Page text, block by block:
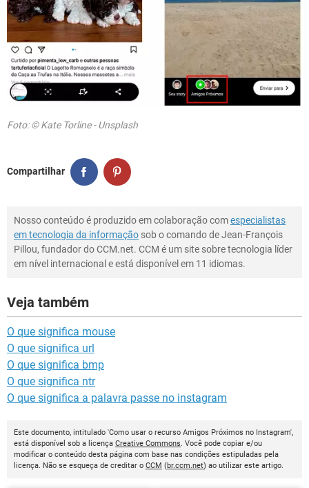
Foto: © Kate Torline - Unsplash
Compartilhar
Nosso conteúdo é produzido em colaboração comespecialistas
em tecnologia da informação sob o comando de Jean-François
Pillou, fundador do CCM.net. CCM é um site sobre tecnologia líder
em nível internacional e está disponível em 11 idiomas.
Veja também
O que significa mouse
O que significa url
O que significa bmp
O que significa ntr
O que significa a palavra passe no instagram
Este documento, intitulado 'Como usar o recurso Amigos Próximos no Instagram',
está disponível sob a licença Creative Commons. Você pode copiar e/ou
modificar o conteúdo desta página com base nas condições estipuladas pela
licença. Não se esqueça de creditar o CCM (br.ccm.net) ao utilizar este artigo.